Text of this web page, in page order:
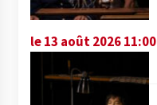
le 13 août 2026 11:00